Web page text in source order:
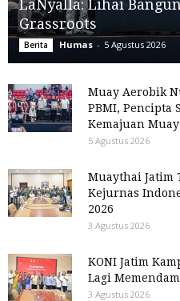
LaNyalla: Lihai
Grassroots
Berita Humas - 5 Agustus 2026
Muay Aerobik
PBMI, Pencipta
Kemajuan
5 Agustus 2026
Muaythai Jatim
Kejurnas
2026
3 Agustus 2026
KONI Jatim
Lagi
3 Agustus 2026